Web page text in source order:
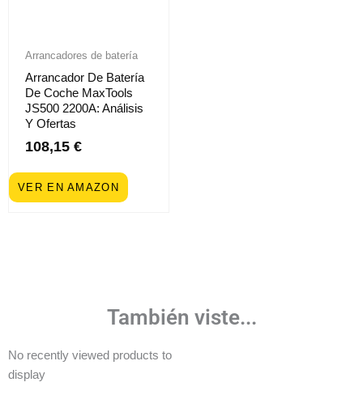
Arrancadores de batería
Arrancador De Batería
De Coche MaxTools
JS500 2200A: Análisis
Y Ofertas
108,15 €
VER EN AMAZON
También viste...
No recently viewed products to
display